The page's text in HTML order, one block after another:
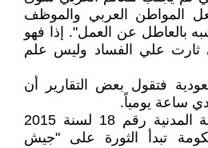
المواطن العربي والموظف
بالعاطل عن العمل". إذا فهو
ثارت علي الفساد وليس علم
فتقول بعض التقارير أن
ساعة يومياً.
قبل صدور قانون الخدمة المدنية رقم 18 لسنة 2015
تبدأ الثورة على "جيش